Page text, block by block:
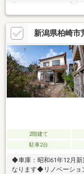
事システムキッチン交換
レ交換、洗面化粧台交換
畳表替え、クッションフ
設置、火災警報器設置、
ロアリ防除工事施工後5
入居後にすぐに生活が始
お客様のご希望にあわせ
お気軽にご相談ください
新潟県柏崎市
2階建て
駐車2台
◆車庫：昭和61年12月新
なります◆リノベーショ